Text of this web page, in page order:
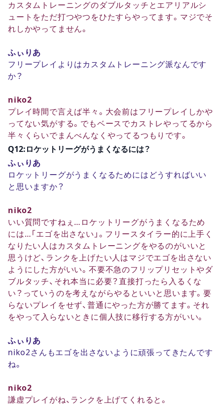
カスタムトレーニングのダブルタッチとエアリアルシ
ュートをただ打つやつをひたすらやってます。マジでそ
れしかやってません。
ふぃりあ
フリープレイよりはカスタムトレーニング派なんです
か？
niko2
プレイ時間で言えば半々。大会前はフリープレイしかや
ってない気がする。でもベースでカストレやってるから
半々くらいでまんべんなくやってるつもりです。
Q12:ロケットリーグがうまくなるには？
ふぃりあ
ロケットリーグがうまくなるためにはどうすればいい
と思いますか？
niko2
いい質問ですねぇ…ロケットリーグがうまくなるため
には…「エゴを出さない」。フリースタイラー的に上手く
なりたい人はカスタムトレーニングをやるのがいいと
思うけど、ランクを上げたい人はマジでエゴを出さない
ようにした方がいい。不要不急のフリップリセットやダ
ブルタッチ、それ本当に必要？直接打ったら入るくな
い？っていうのを考えながらやるといいと思います。要
らないプレイをせず、普通にやった方が勝てます。それ
をやって入らないときに個人技に移行する方がいい。
ふぃりあ
niko2さんもエゴを出さないように頑張ってきたんです
ね。
niko2
謙虚プレイがね、ランクを上げてくれると。